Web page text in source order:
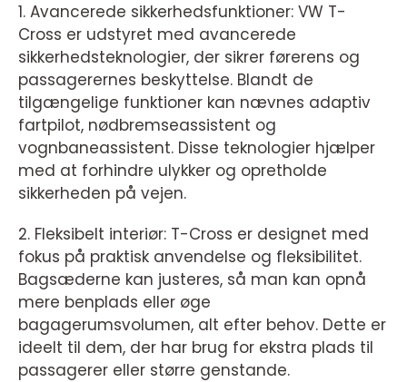
1. Avancerede sikkerhedsfunktioner: VW T-
Cross er udstyret med avancerede
sikkerhedsteknologier, der sikrer førerens og
passagerernes beskyttelse. Blandt de
tilgængelige funktioner kan nævnes adaptiv
fartpilot, nødbremseassistent og
vognbaneassistent. Disse teknologier hjælper
med at forhindre ulykker og opretholde
sikkerheden på vejen.
2. Fleksibelt interiør: T-Cross er designet med
fokus på praktisk anvendelse og fleksibilitet.
Bagsæderne kan justeres, så man kan opnå
mere benplads eller øge
bagagerumsvolumen, alt efter behov. Dette er
ideelt til dem, der har brug for ekstra plads til
passagerer eller større genstande.